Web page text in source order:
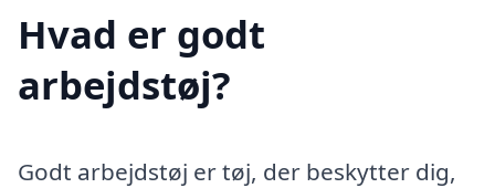
Hvad er godt
arbejdstøj?
Godt arbejdstøj er tøj, der beskytter dig,